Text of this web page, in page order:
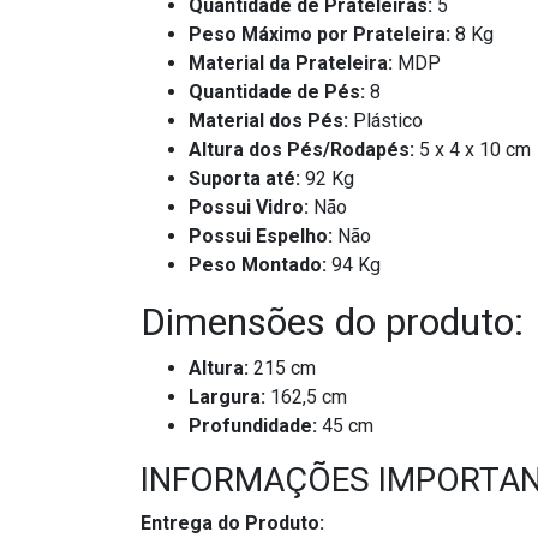
Quantidade de Prateleiras: 5
Peso Máximo por Prateleira: 8 Kg
Material da Prateleira: MDP
Quantidade de Pés: 8
Material dos Pés: Plástico
Altura dos Pés/Rodapés: 5 x 4 x 10 cm
Suporta até: 92 Kg
Possui Vidro: Não
Possui Espelho: Não
Peso Montado: 94 Kg
Dimensões do produto:
Altura: 215 cm
Largura: 162,5 cm
Profundidade: 45 cm
INFORMAÇÕES
Entrega do Produto: